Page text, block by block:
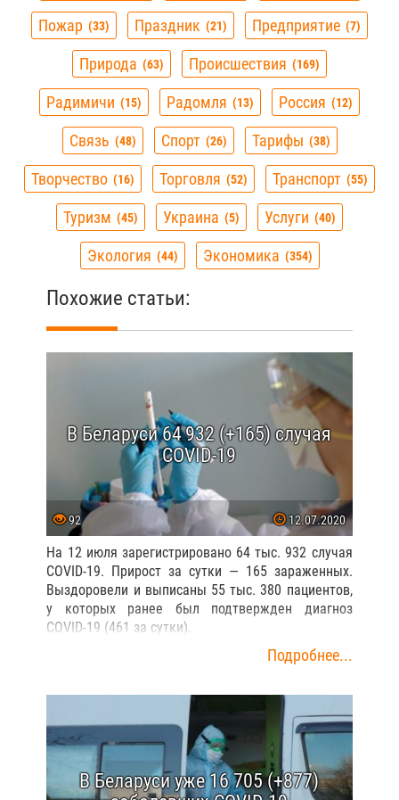
Пожар 33 Праздник 21 Предприятие 7
Природа 63 Происшествия 169
Радимичи 15 Радомля 13 Россия 12
Связь 48 Спорт 26 Тарифы 38
Творчество 16 Торговля 52 Транспорт 55
Туризм 45 Украина 5 Услуги 40
Экология 44 Экономика 354
Похожие статьи:
В Беларуси 64 932 (+165) случая
COVID-19
92 12.07.2020
На 12 июля зарегистрировано 64 тыс. 932 случая
COVID-19. Прирост за сутки — 165 зараженных.
Выздоровели и выписаны 55 тыс. 380 пациентов,
у которых ранее был подтвержден диагноз
COVID-19 (461 за сутки).
Подробнее...
В Беларуси уже 16 705 (+877)